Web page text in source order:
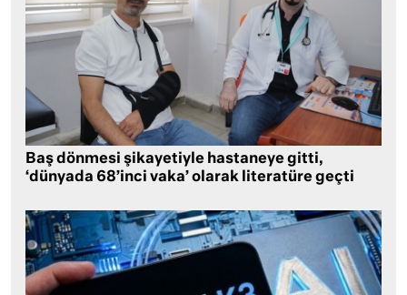
Baş dönmesi şikayetiyle hastaneye gitti,
‘dünyada 68’inci vaka’ olarak literatüre geçti